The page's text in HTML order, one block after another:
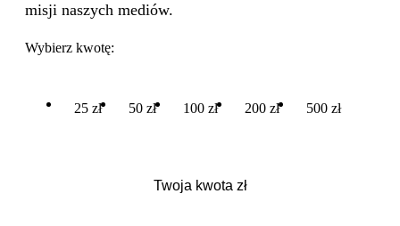
misji naszych mediów.
Wybierz kwotę:
25 zł 50 zł 100 zł 200 zł 500 zł